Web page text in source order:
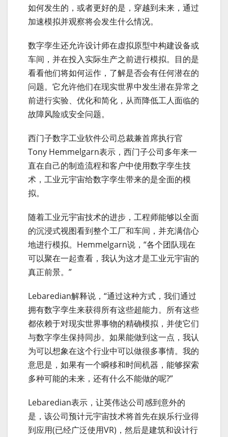
如何发生的，或者更好的是，穿越到未来，通过
加速模拟并观察将会发生什么情况。
数字孪生还允许设计师在虚拟原型中构建设备或
车间，并在投入实际生产之前进行模拟。目的是
看看他们将如何运作，了解是否会有任何潜在的
问题。它允许他们在现实世界中发生潜在异常之
前进行实验、优化和简化，从而降低工人面临的
故障风险或安全问题。
西门子数字工业软件公司总裁兼首席执行官
Tony Hemmelgarn表示，西门子公司多年来一
直在自己的制造流程和客户中使用数字孪生技
术，工业元宇宙给数字孪生带来的是全面的模
拟。
随着工业元宇宙技术的进步，工程师能够以全面
的沉浸式视图看到整个工厂和车间，并充满信心
地进行模拟。Hemmelgarn说，“各个团队现在
可以聚在一起查看，我认为这才是工业元宇宙的
真正前景。”
Lebaredian解释说，“通过这种方式，我们通过
拥有数字孪生来获得所有这些超能力。所有这些
都依赖于对现实世界事物的精确模拟，并使它们
与数字孪生保持同步。如果能做到这一点，我认
为可以想象在这个行业中可以做很多事情。我的
意思是，如果有一个瞬移和时间机器，能够探索
多种可能的未来，还有什么不能做的呢?”
Lebaredian表示，让英伟达公司感到意外的
是，该公司预计元宇宙技术将首先在娱乐行业得
到应用(已经广泛使用VR)，然后是建筑和设计行